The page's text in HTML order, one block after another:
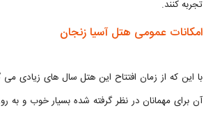
تجربه کنند.
امکانات عمومی هتل آسیا زنجان
با این که از زمان افتتاح این هتل سال های زیادی می
آن برای مهمانان در نظر گرفته شده بسیار خوب و به